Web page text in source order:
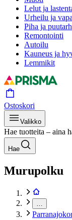
Lelut ja
Urheilu ja
Piha ja
Remontointi
Autoilu
Kauneus ja
Lemmikit
Ostoskori
Valikko
Hae tuotteita – aina
Hae
Murupolku